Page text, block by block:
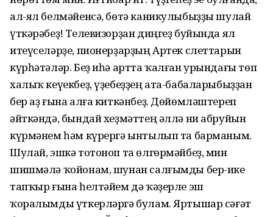
ал-ял белмәйенсә, бөтә каникулыбыҙҙы шулай
үткәрәбеҙ! Телевизорҙан диңгеҙ буйында ял
итеүселәрҙе, пионерҙарҙың Артек слеттарын
күрһәтәләр. Беҙ иһә артта ҡалған урындағы төп
халыҡ кеүекбеҙ, үҙебеҙҙең ата-бабаларыбыҙҙан
бер аҙ ғына алға киткәнбеҙ. Дөйөмләштереп
әйткәндә, бындай хеҙмәттең әллә ни абруйын
күрмәнем һәм күрергә ынтылып та барманым.
Шулай, эшкә тотоноп та өлгөрмәйбеҙ, мин
шишмәлә ҡойонам, шунан салғымды бер-ике
тапҡыр ғына һелтәйем дә ҡәҙерле эш
ҡоралымды үткерләргә булам. Яртышар сәғәт